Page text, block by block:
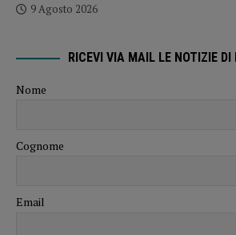
9 Agosto 2026
RICEVI VIA MAIL LE NOTIZIE DI
Nome
Cognome
Email